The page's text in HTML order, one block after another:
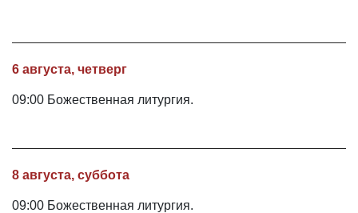
6 августа, четверг
09:00 Божественная литургия.
8 августа, суббота
09:00 Божественная литургия.